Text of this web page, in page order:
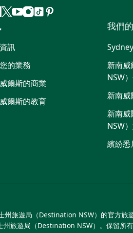
嘰
喳
喳
Youtube
Instagram
抖 Pinterest
訊
的業務
爾斯的商業
爾斯的教育
我們
新南
NSW
新南威
新南
NSW
繽紛悉
州旅遊局（Destination NSW）的官方旅遊
州旅遊局（Destination NSW）。保留所有